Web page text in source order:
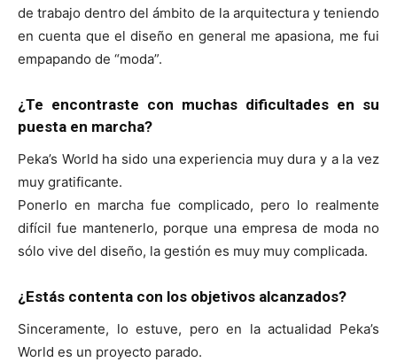
de trabajo dentro del ámbito de la arquitectura y teniendo
en cuenta que el diseño en general me apasiona, me fui
empapando de “moda”.
¿Te encontraste con muchas dificultades en su
puesta en marcha?
Peka’s World ha sido una experiencia muy dura y a la vez
muy gratificante.
Ponerlo en marcha fue complicado, pero lo realmente
difícil fue mantenerlo, porque una empresa de moda no
sólo vive del diseño, la gestión es muy muy complicada.
¿Estás contenta con los objetivos alcanzados?
Sinceramente, lo estuve, pero en la actualidad Peka’s
World es un proyecto parado.